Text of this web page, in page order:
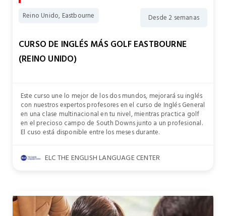
Reino Unido, Eastbourne Desde 2 semanas
CURSO DE INGLÉS MÁS GOLF EASTBOURNE
(REINO UNIDO)
Este curso une lo mejor de los dos mundos, mejorará su inglés
con nuestros expertos profesores en el curso de Inglés General
en una clase multinacional en tu nivel, mientras practica golf
en el precioso campo de South Downs junto a un profesional.
El cuso está disponible entre los meses durante.
ELC THE ENGLISH LANGUAGE CENTER